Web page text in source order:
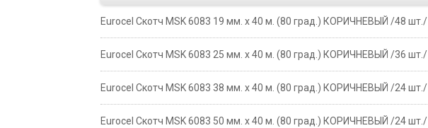
Eurocel Скотч MSK 6083 19 мм. х 40 м. (80 град.) КОРИЧНЕВЫЙ /48 шт./
Eurocel Скотч MSK 6083 25 мм. х 40 м. (80 град.) КОРИЧНЕВЫЙ /36 шт./
Eurocel Скотч MSK 6083 38 мм. х 40 м. (80 град.) КОРИЧНЕВЫЙ /24 шт./
Eurocel Скотч MSK 6083 50 мм. х 40 м. (80 град.) КОРИЧНЕВЫЙ /24 шт./